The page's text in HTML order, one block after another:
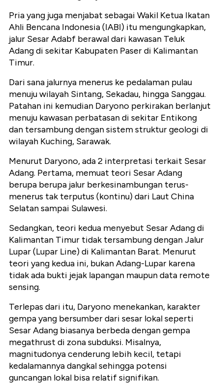
Pria yang juga menjabat sebagai Wakil Ketua Ikatan
Ahli Bencana Indonesia (IABI) itu mengungkapkan,
jalur Sesar Adabf berawal dari kawasan Teluk
Adang di sekitar Kabupaten Paser di Kalimantan
Timur.
Dari sana jalurnya menerus ke pedalaman pulau
menuju wilayah Sintang, Sekadau, hingga Sanggau.
Patahan ini kemudian Daryono perkirakan berlanjut
menuju kawasan perbatasan di sekitar Entikong
dan tersambung dengan sistem struktur geologi di
wilayah Kuching, Sarawak.
Menurut Daryono, ada 2 interpretasi terkait Sesar
Adang. Pertama, memuat teori Sesar Adang
berupa berupa jalur berkesinambungan terus-
menerus tak terputus (kontinu) dari Laut China
Selatan sampai Sulawesi.
Sedangkan, teori kedua menyebut Sesar Adang di
Kalimantan Timur tidak tersambung dengan Jalur
Lupar (Lupar Line) di Kalimantan Barat. Menurut
teori yang kedua ini, bukan Adang-Lupar karena
tidak ada bukti jejak lapangan maupun data remote
sensing.
Terlepas dari itu, Daryono menekankan, karakter
gempa yang bersumber dari sesar lokal seperti
Sesar Adang biasanya berbeda dengan gempa
megathrust di zona subduksi. Misalnya,
magnitudonya cenderung lebih kecil, tetapi
kedalamannya dangkal sehingga potensi
guncangan lokal bisa relatif signifikan.